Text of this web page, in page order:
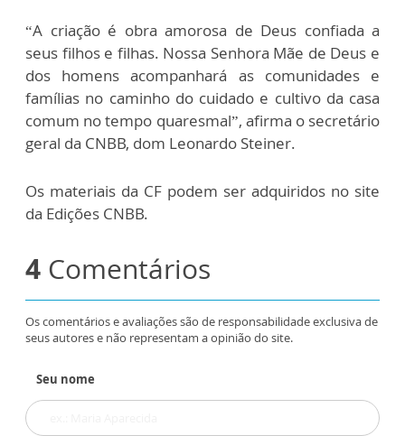
“A criação é obra amorosa de Deus confiada a
seus filhos e filhas. Nossa Senhora Mãe de Deus e
dos homens acompanhará as comunidades e
famílias no caminho do cuidado e cultivo da casa
comum no tempo quaresmal”, afirma o secretário
geral da CNBB, dom Leonardo Steiner.
Os materiais da CF podem ser adquiridos no site
da Edições CNBB.
4 Comentários
Os comentários e avaliações são de responsabilidade exclusiva de
seus autores e não representam a opinião do site.
Seu nome